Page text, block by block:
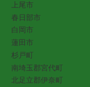
上尾市
春日部市
白岡市
蓮田市
杉戸町
南埼玉郡宮代町
北足立郡伊奈町